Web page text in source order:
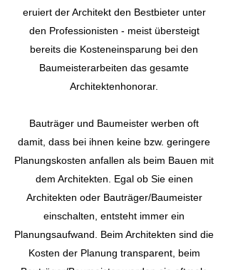
eruiert der Architekt den Bestbieter unter
den Professionisten - meist übersteigt
bereits die Kosteneinsparung bei den
Baumeisterarbeiten das gesamte
Architektenhonorar.
Bauträger und Baumeister werben oft
damit, dass bei ihnen keine bzw. geringere
Planungskosten anfallen als beim Bauen mit
dem Architekten. Egal ob Sie einen
Architekten oder Bauträger/Baumeister
einschalten, entsteht immer ein
Planungsaufwand. Beim Architekten sind die
Kosten der Planung transparent, beim